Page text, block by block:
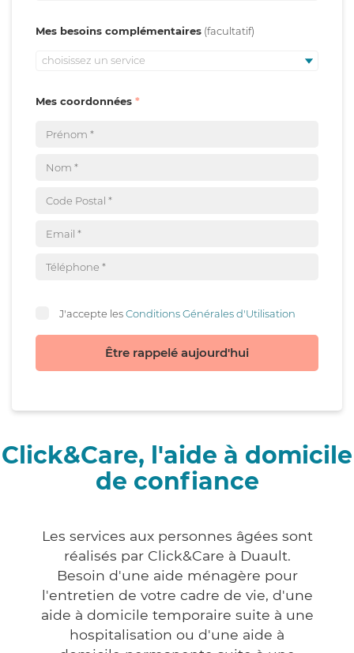
Mes besoins complémentaires
choisissez un service
Mes coordonnées
J'accepte lesConditions Générales d'Utilisation
Être rappelé aujourd'hui
Click&Care, l'aide à domicile
de confiance
Les services aux personnes âgées sont
réalisés par Click&Care à Duault.
Besoin d'une aide ménagère pour
l'entretien de votre cadre de vie, d'une
aide à domicile temporaire suite à une
hospitalisation ou d'une aide à